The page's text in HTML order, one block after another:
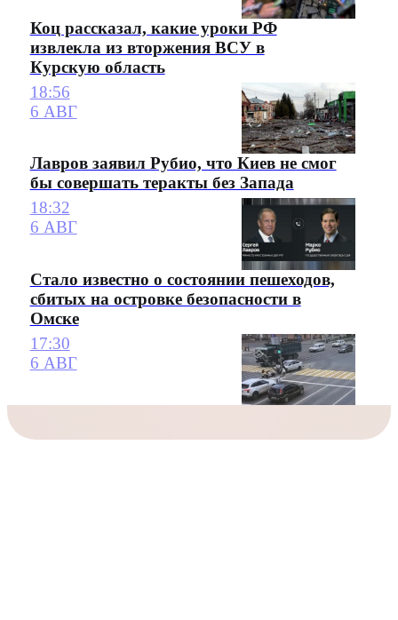
Коц рассказал, какие уроки РФ
извлекла из вторжения ВСУ в
Курскую область
18:56
6 АВГ
Лавров заявил Рубио, что Киев не смог
бы совершать теракты без Запада
18:32
6 АВГ
Стало известно о состоянии пешеходов,
сбитых на островке безопасности в
Омске
17:30
6 АВГ